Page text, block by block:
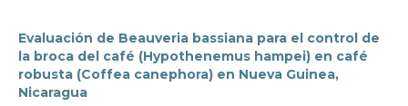
Evaluación de Beauveria bassiana para el control de
la broca del café (Hypothenemus hampei) en café
robusta (Coffea canephora) en Nueva Guinea,
Nicaragua